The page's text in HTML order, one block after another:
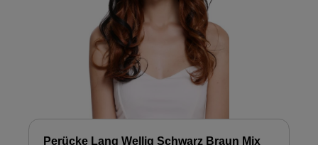
Perücke Lang Wellig Schwarz Braun Mix